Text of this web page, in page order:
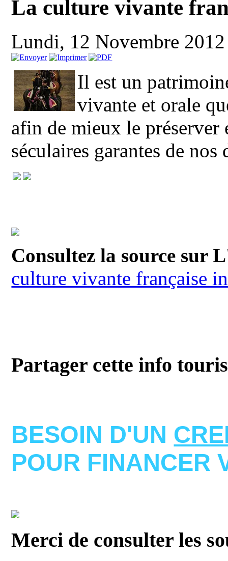
La culture vivante
Lundi, 12 Novembre
Il est un
vivante et orale
afin de mieux le
séculaires garantes de
Consultez la source sur
culture vivante française
Partager cette info
BESOIN D'UN
POUR FINANCER
Merci de consulter les